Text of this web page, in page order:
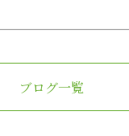
ブログ一覧